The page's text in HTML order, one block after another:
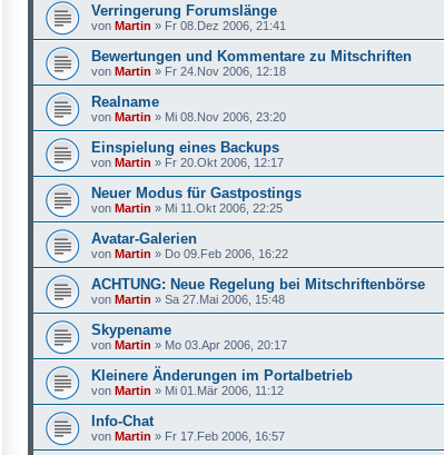
Verringerung Forumslänge
von Martin » Fr 08.Dez 2006, 21:41
Bewertungen und Kommentare zu Mitschriften
von Martin » Fr 24.Nov 2006, 12:18
Realname
von Martin » Mi 08.Nov 2006, 23:20
Einspielung eines Backups
von Martin » Fr 20.Okt 2006, 12:17
Neuer Modus für Gastpostings
von Martin » Mi 11.Okt 2006, 22:25
Avatar-Galerien
von Martin » Do 09.Feb 2006, 16:22
ACHTUNG: Neue Regelung bei Mitschriftenbörse
von Martin » Sa 27.Mai 2006, 15:48
Skypename
von Martin » Mo 03.Apr 2006, 20:17
Kleinere Änderungen im Portalbetrieb
von Martin » Mi 01.Mär 2006, 11:12
Info-Chat
von Martin » Fr 17.Feb 2006, 16:57